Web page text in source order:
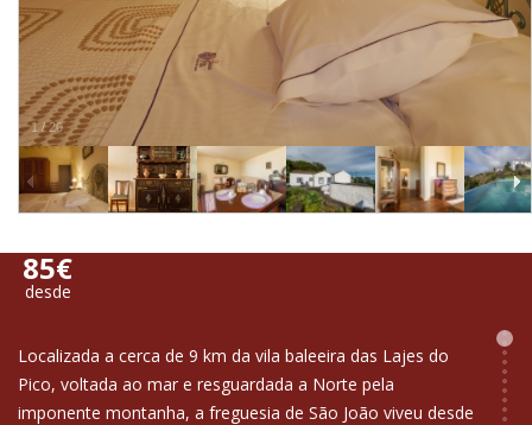
1/20
85€
desde
Localizada a cerca de 9 km da vila baleeira das Lajes do
Pico, voltada ao mar e resguardada a Norte pela
imponente montanha, a freguesia de São João viveu desde